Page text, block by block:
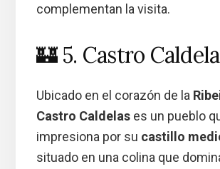
complementan la visita.
🏰 5. Castro
Ubicado en el corazón de la
Castro Caldelases un pueblo
impresiona por su castillo
situado en una colina que